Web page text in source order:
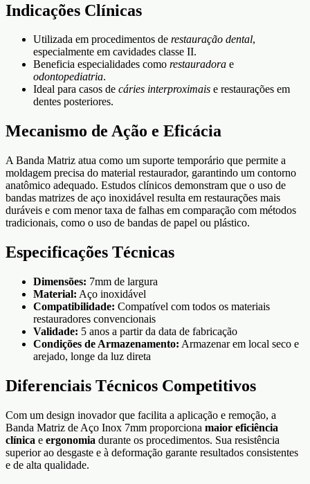
Indicações Clínicas
Utilizada em procedimentos de restauração dental,
especialmente em cavidades classe II.
Beneficia especialidades como restauradora e
odontopediatria.
Ideal para casos de cáries interproximais e restaurações em
dentes posteriores.
Mecanismo de Ação e Eficácia
A Banda Matriz atua como um suporte temporário que permite a
moldagem precisa do material restaurador, garantindo um contorno
anatômico adequado. Estudos clínicos demonstram que o uso de
bandas matrizes de aço inoxidável resulta em restaurações mais
duráveis e com menor taxa de falhas em comparação com métodos
tradicionais, como o uso de bandas de papel ou plástico.
Especificações Técnicas
Dimensões: 7mm de largura
Material: Aço inoxidável
Compatibilidade: Compatível com todos os materiais
restauradores convencionais
Validade: 5 anos a partir da data de fabricação
Condições de Armazenamento: Armazenar em local seco e
arejado, longe da luz direta
Diferenciais Técnicos Competitivos
Com um design inovador que facilita a aplicação e remoção, a
Banda Matriz de Aço Inox 7mm proporciona maior eficiência
clínica e ergonomia durante os procedimentos. Sua resistência
superior ao desgaste e à deformação garante resultados consistentes
e de alta qualidade.